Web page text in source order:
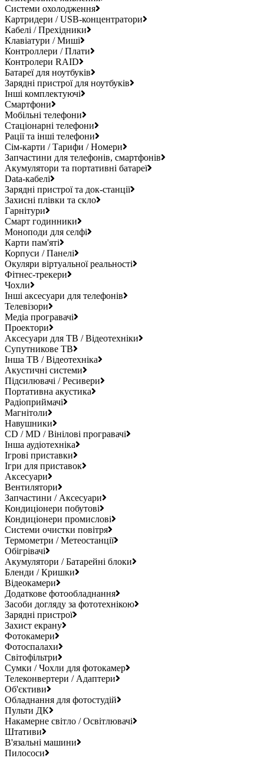
Системи охолодження
Картридери / USB-концентратори
Кабелі / Прехідники
Клавіатури / Миші
Контроллери / Плати
Контролери RAID
Батареї для ноутбуків
Зарядні пристрої для ноутбуків
Інші комплектуючі
Смартфони
Мобільні телефони
Стаціонарні телефони
Рації та інші телефони
Сім-карти / Тарифи / Номери
Запчастини для телефонів, смартфонів
Акумулятори та портативні батареї
Data-кабелі
Зарядні пристрої та док-станції
Захисні плівки та скло
Гарнітури
Смарт годинники
Моноподи для селфі
Карти пам'яті
Корпуси / Панелі
Окуляри віртуальної реальності
Фітнес-трекери
Чохли
Інші аксесуари для телефонів
Телевізори
Медіа програвачі
Проектори
Аксесуари для ТВ / Відеотехніки
Супутникове ТВ
Інша ТВ / Відеотехніка
Акустичні системи
Підсилювачі / Ресивери
Портативна акустика
Радіоприймачі
Магнітоли
Навушники
CD / MD / Вінілові програвачі
Інша аудіотехніка
Ігрові приставки
Ігри для приставок
Аксесуари
Вентилятори
Запчастини / Аксесуари
Кондиціонери побутові
Кондиціонери промислові
Системи очистки повітря
Термометри / Метеостанції
Обігрівачі
Акумулятори / Батарейні блоки
Бленди / Кришки
Відеокамери
Додаткове фотообладнання
Засоби догляду за фототехнікою
Зарядні пристрої
Захист екрану
Фотокамери
Фотоспалахи
Світофільтри
Сумки / Чохли для фотокамер
Телеконвертери / Адаптери
Об'єктиви
Обладнання для фотостудій
Пульти ДК
Накамерне світло / Освітлювачі
Штативи
В'язальні машини
Пилососи